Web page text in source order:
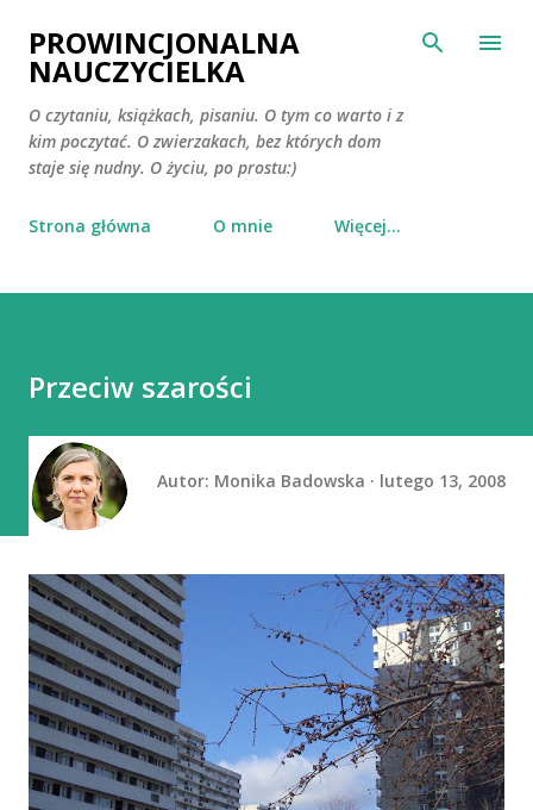
Przejdź do głównej zawartości
PROWINCJONALNA
NAUCZYCIELKA
O czytaniu, książkach, pisaniu. O tym co warto i z
kim poczytać. O zwierzakach, bez których dom
staje się nudny. O życiu, po prostu:)
Strona główna O mnie Więcej…
Przeciw szarości
Autor: Monika Badowska lutego 13, 2008